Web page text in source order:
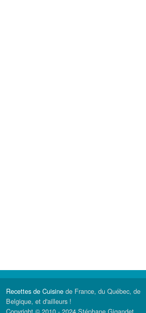
Recettes de Cuisine de France, du Québec, de
Belgique, et d'ailleurs !